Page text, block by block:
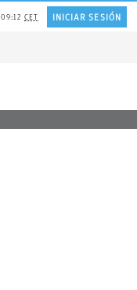
09:12CET INICIAR SESIÓN